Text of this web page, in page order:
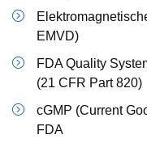
EMVD)
FDA Quality
(21 CFR Part 820)
cGMP (Current
FDA